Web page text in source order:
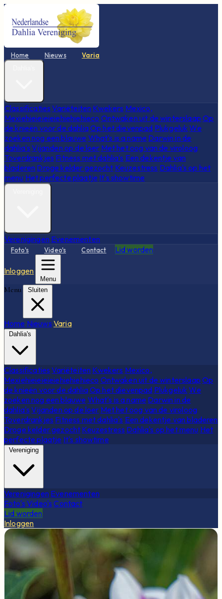
Home Nieuws Varia
Classificaties Variëteiten Kwekers Mexico,
Mexiehieieieieiehiehiehieco Ontwaken uit de winterslaap Op
de knieën voor de dahliaOp het dievenpad Plukgeluk We
zoeken nog een blauwe What's is a name Darwin in de
dahlia's Vijanden op de loer Met het oog van de viroloog
Toverdrankjes Fitness met dahlia's Een dekentje van
bladeren Droge kelder gezocht Keuzestress Dahlia's op het
menu Het perfecte plaatje It's showtime
Verenigingen Evenementen
Foto's Video's Contact Lid worden
Inloggen
Menu
Menu Sluiten
Home Nieuws Varia
Dahlia's
Classificaties Variëteiten Kwekers Mexico,
Mexiehieieieieiehiehiehieco Ontwaken uit de winterslaap Op
de knieën voor de dahliaOp het dievenpad Plukgeluk We
zoeken nog een blauwe What's is a name Darwin in de
dahlia's Vijanden op de loer Met het oog van de viroloog
Toverdrankjes Fitness met dahlia's Een dekentje van bladeren
Droge kelder gezocht Keuzestress Dahlia's op het menu Het
perfecte plaatje It's showtime
Vereniging
Verenigingen Evenementen
Foto's Video's Contact
Lid worden
Inloggen